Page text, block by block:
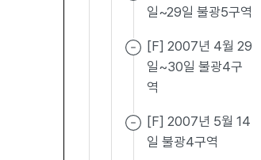
일~29일 불광5구역
[F] 2007년 4월 29
일~30일 불광4구
역
[F] 2007년 5월 14
일 불광4구역